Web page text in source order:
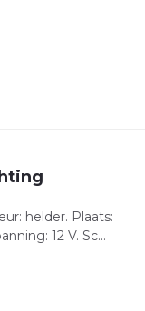
helder. Plaats:
12 V. Sc...